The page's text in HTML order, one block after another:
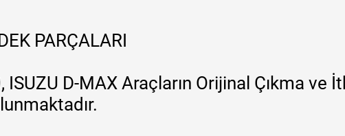
PARÇALARI
D-MAX Araçların Orijinal Çıkma ve